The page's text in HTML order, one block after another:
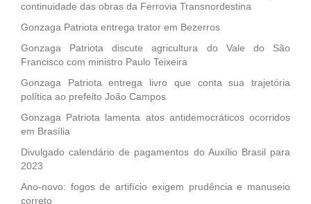
continuidade das obras da Ferrovia Transnordestina
Gonzaga Patriota entrega trator em Bezerros
Gonzaga Patriota discute agricultura do Vale do São
Francisco com ministro Paulo Teixeira
Gonzaga Patriota entrega livro que conta sua trajetória
política ao prefeito João Campos
Gonzaga Patriota lamenta atos antidemocráticos ocorridos
em Brasília
Divulgado calendário de pagamentos do Auxílio Brasil para
2023
Ano-novo: fogos de artifício exigem prudência e manuseio
correto